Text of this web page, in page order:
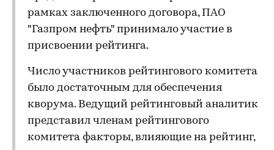
рамках заключенного договора, ПАО
"Газпром нефть" принимало участие в
присвоении рейтинга.
Число участников рейтингового комитета
было достаточным для обеспечения
кворума. Ведущий рейтинговый аналитик
представил членам рейтингового
комитета факторы, влияющие на рейтинг,